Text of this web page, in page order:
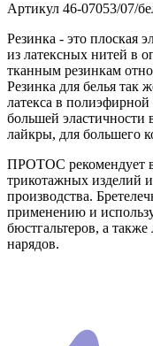
Артикул 46-07053/07/
Резинка - это плоская
из латексных нитей в
тканным резинкам
Резинка для белья так
латекса в
большей эластичности
лайкры, для большего
ПРОТОС рекомендует
трикотажных изделий
производства.
применению и
бюстгальтеров, а
нарядов.